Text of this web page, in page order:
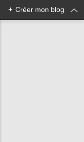
+ Créer mon blog